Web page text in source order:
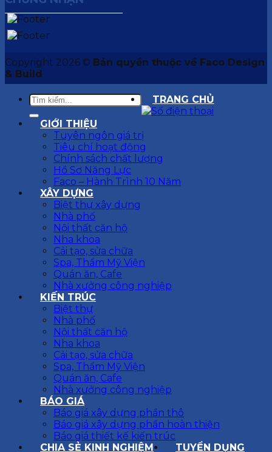
Copyright 2026 © Bản quyền thuộc về Faco Design
& Build
TRANG CHỦ
GIỚI THIỆU
Tuyên ngôn giá trị
Tiêu chí hoạt động
Chính sách chất lượng
Hồ Sơ Năng Lực
Faco – Hành Trình 10 Năm
XÂY DỰNG
Biệt thự xây dựng
Nhà phố
Nội thất căn hộ
Nha khoa
Cải tạo, sửa chữa
Spa, Thẩm Mỹ Viện
Quán ăn, Cafe
Nhà xưởng công nghiệp
KIẾN TRÚC
Biệt thự
Nhà phố
Nội thất căn hộ
Nha khoa
Cải tạo, sửa chữa
Spa, Thẩm Mỹ Viện
Quán ăn, Cafe
Nhà xưởng công nghiệp
BÁO GIÁ
Báo giá xây dựng phần thô
Báo giá xây dựng phần hoàn thiện
Báo giá thiết kế kiến trúc
CHIA SẺ KINH NGHIỆM
TUYỂN DỤNG